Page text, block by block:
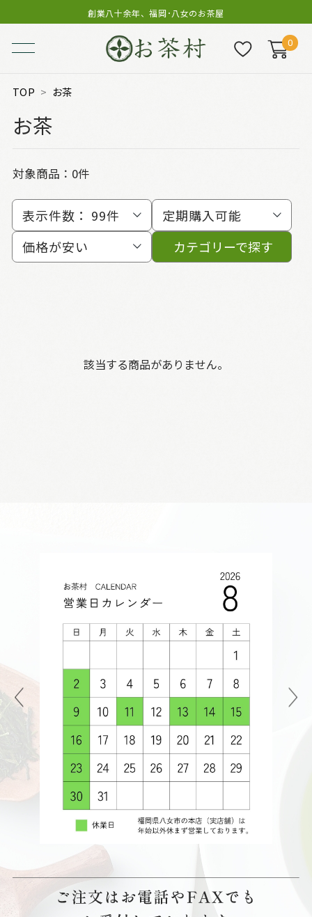
創業八十余年、福岡･八女のお茶屋
0
TOP お茶
お茶
対象商品：0件
表示件数： 99件
定期購入可能
価格が安い
カテゴリーで探す
該当する商品がありません。